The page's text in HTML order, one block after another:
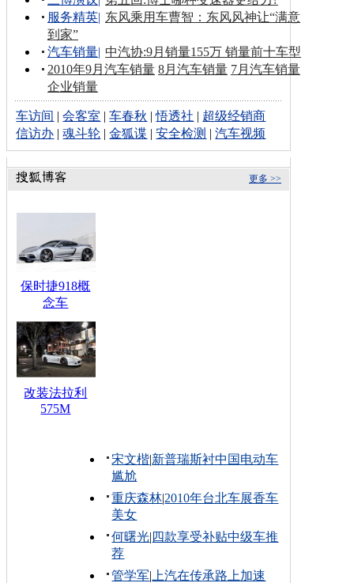
服务精英| 东风乘用车曹智：东风风神让“满意
到家”
汽车销量| 中汽协:9月销量155万 销量前十车型
2010年9月汽车销量 8月汽车销量 7月汽车销量
企业销量
车访间 |会客室 |车春秋 |悟透社 | 超级经销商
信访办 |魂斗轮 |金狐谍 |安全检测 |汽车视频
更多 >>
保时捷918概
念车
改装法拉利
575M
宋文楷|新普瑞斯衬中国电动车
尴尬
重庆森林|2010年台北车展香车
美女
何曙光| 四款享受补贴中级车推
荐
管学军| 上汽在传承路上加速